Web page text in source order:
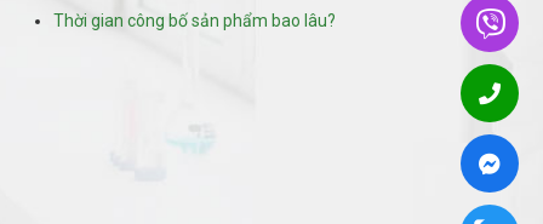
Thời gian công bố sản phẩm bao lâu?